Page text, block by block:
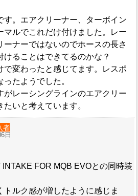
す。エアクリーナー、ターボイン
マルでこれだけ付けました。レー
ーナーではないのでホースの長さ
ることはできてるのかな？
で変わったと感じてます。レスポ
たようでした。
がレーシングラインのエアクリー
いと考えています。
者
日
FOR MQB EVOとの同時装
ルク感が増したように感じま